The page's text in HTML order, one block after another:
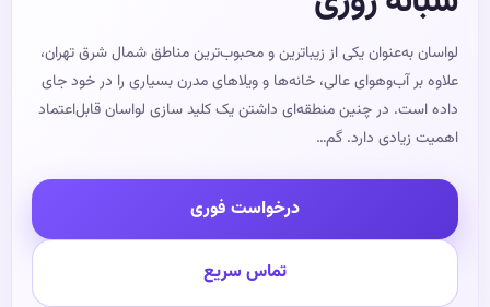
لواسان به‌عنوان یکی از زیباترین و محبوب‌ترین مناطق شمال شرق تهران،
علاوه بر آب‌وهوای عالی، خانه‌ها و ویلاهای مدرن بسیاری را در خود جای
داده است. در چنین منطقه‌ای داشتن یک کلید سازی لواسان قابل‌اعتماد
اهمیت زیادی دارد. گم…
درخواست فوری
تماس سریع